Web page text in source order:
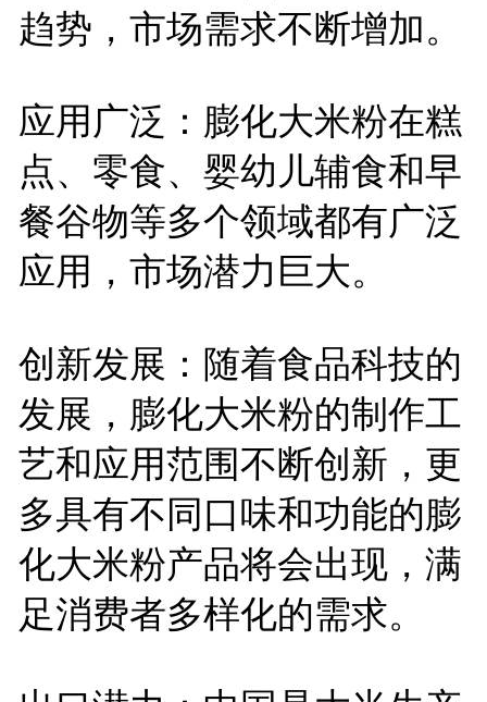
趋势，市场需求不断增加。
应用广泛：膨化大米粉在糕
点、零食、婴幼儿辅食和早
餐谷物等多个领域都有广泛
应用，市场潜力巨大。
创新发展：随着食品科技的
发展，膨化大米粉的制作工
艺和应用范围不断创新，更
多具有不同口味和功能的膨
化大米粉产品将会出现，满
足消费者多样化的需求。